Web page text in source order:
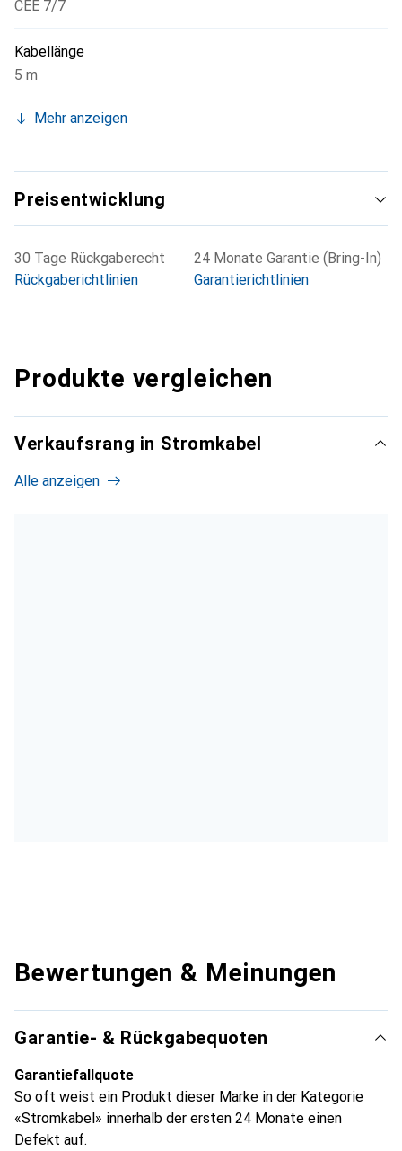
CEE 7/7
Kabellänge
5 m
Mehr anzeigen
Preisentwicklung
30 Tage Rückgaberecht
Rückgaberichtlinien
24 Monate Garantie (Bring-In)
Garantierichtlinien
Produkte vergleichen
Verkaufsrang in Stromkabel
Alle anzeigen
Bewertungen & Meinungen
Garantie- & Rückgabequoten
Garantiefallquote
So oft weist ein Produkt dieser Marke in der Kategorie
«Stromkabel» innerhalb der ersten 24 Monate einen
Defekt auf.